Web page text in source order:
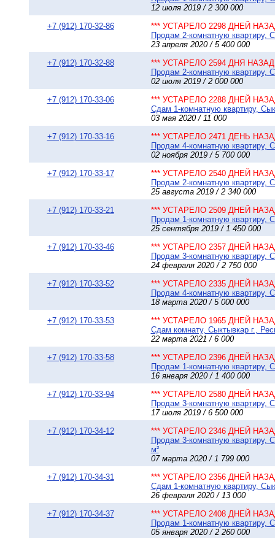
12 июля 2019 / 2 300 000
+7 (912) 170-32-86
*** УСТАРЕЛО 2298 ДНЕЙ
Продам 2-комнатную квартиру,
23 апреля 2020 / 5 400 000
+7 (912) 170-32-88
*** УСТАРЕЛО 2594 ДНЯ НАЗАД
Продам 2-комнатную квартиру,
02 июля 2019 / 2 000 000
+7 (912) 170-33-06
*** УСТАРЕЛО 2288 ДНЕЙ
Сдам 1-комнатную квартиру,
03 мая 2020 / 11 000
+7 (912) 170-33-16
*** УСТАРЕЛО 2471 ДЕНЬ
Продам 4-комнатную квартиру,
02 ноября 2019 / 5 700 000
+7 (912) 170-33-17
*** УСТАРЕЛО 2540 ДНЕЙ
Продам 2-комнатную квартиру,
25 августа 2019 / 2 340 000
+7 (912) 170-33-21
*** УСТАРЕЛО 2509 ДНЕЙ
Продам 1-комнатную квартиру,
25 сентября 2019 / 1 450 000
+7 (912) 170-33-46
*** УСТАРЕЛО 2357 ДНЕЙ
Продам 3-комнатную квартиру,
24 февраля 2020 / 2 750 000
+7 (912) 170-33-52
*** УСТАРЕЛО 2335 ДНЕЙ
Продам 4-комнатную квартиру,
18 марта 2020 / 5 000 000
+7 (912) 170-33-53
*** УСТАРЕЛО 1965 ДНЕЙ
Сдам комнату, Сыктывкар г.,
22 марта 2021 / 6 000
+7 (912) 170-33-58
*** УСТАРЕЛО 2396 ДНЕЙ
Продам 1-комнатную квартиру,
16 января 2020 / 1 400 000
+7 (912) 170-33-94
*** УСТАРЕЛО 2580 ДНЕЙ
Продам 3-комнатную квартиру,
17 июля 2019 / 6 500 000
+7 (912) 170-34-12
*** УСТАРЕЛО 2346 ДНЕЙ
Продам 3-комнатную квартиру,
м²
07 марта 2020 / 1 799 000
+7 (912) 170-34-31
*** УСТАРЕЛО 2356 ДНЕЙ
Сдам 1-комнатную квартиру,
26 февраля 2020 / 13 000
+7 (912) 170-34-37
*** УСТАРЕЛО 2408 ДНЕЙ
Продам 1-комнатную квартиру,
05 января 2020 / 2 260 000